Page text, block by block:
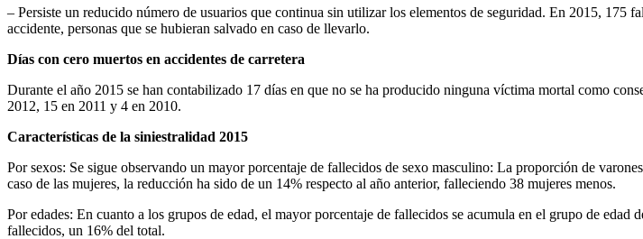
– Persiste un reducido número de usuarios que continua sin utilizar los elementos de seguridad. En 2015,
accidente, personas que se hubieran salvado en caso de llevarlo.
Días con cero muertos en accidentes de carretera
Durante el año 2015 se han contabilizado 17 días en que no se ha producido ninguna víctima mortal como
2012, 15 en 2011 y 4 en 2010.
Características de la siniestralidad 2015
Por sexos: Se sigue observando un mayor porcentaje de fallecidos de sexo masculino: La proporción de
caso de las mujeres, la reducción ha sido de un 14% respecto al año anterior, falleciendo 38 mujeres menos.
Por edades: En cuanto a los grupos de edad, el mayor porcentaje de fallecidos se acumula en el grupo de
fallecidos, un 16% del total.